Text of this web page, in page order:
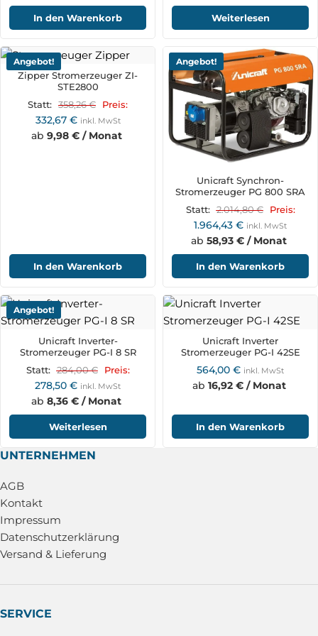
In den Warenkorb Weiterlesen
Angebot!
Zipper Stromerzeuger ZI-
STE2800
Statt: 358,26€ Preis:
332,67 € inkl. MwSt
ab 9,98 € / Monat
In den Warenkorb
Angebot!
Unicraft Synchron-
Stromerzeuger PG 800 SRA
Statt: 2.014,80€ Preis:
1.964,43 € inkl. MwSt
ab 58,93 € / Monat
In den Warenkorb
Angebot!
Unicraft Inverter-
Stromerzeuger PG-I 8 SR
Statt: 284,00€ Preis:
278,50 € inkl. MwSt
ab 8,36 € / Monat
Weiterlesen
Unicraft Inverter
Stromerzeuger PG-I 42SE
564,00 € inkl. MwSt
ab 16,92 € / Monat
In den Warenkorb
UNTERNEHMEN
AGB
Kontakt
Impressum
Datenschutzerklärung
Versand & Lieferung
SERVICE